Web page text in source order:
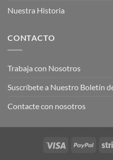
Nuestra Historia
CONTACTO
Trabaja con Nosotros
Suscríbete a Nuestro Boletín
Contacte con nosotros
Visa